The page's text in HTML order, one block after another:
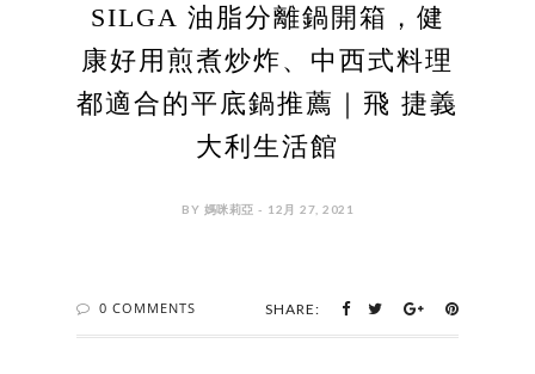
SILGA 油脂分離鍋開箱，健
康好用煎煮炒炸、中西式料理
都適合的平底鍋推薦｜飛 捷義
大利生活館
BY 媽咪莉亞 - 12月 27, 2021
0 COMMENTS SHARE: